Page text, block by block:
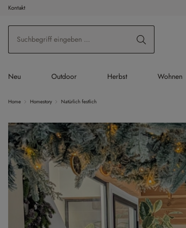
Hauptinhalt springen
Zur Suche springen
Zur Hauptnavigation springen
Kontakt
Neu Outdoor Herbst Wohnen
Home Homestory Natürlich festlich